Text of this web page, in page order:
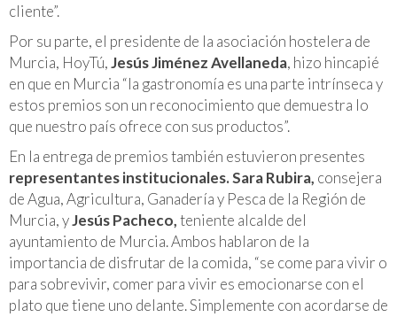
cliente”.
Por su parte, el presidente de la asociación hostelera de
Murcia, HoyTú,Jesús Jiménez Avellaneda, hizo hincapié
en que en Murcia “la gastronomía es una parte intrínseca y
estos premios son un reconocimiento que demuestra lo
que nuestro país ofrece con sus productos”.
En la entrega de premios también estuvieron presentes
representantes institucionales. Sara Rubira, consejera
de Agua, Agricultura, Ganadería y Pesca de la Región de
Murcia, yJesús Pacheco,teniente alcalde del
ayuntamiento de Murcia. Ambos hablaron de la
importancia de disfrutar de la comida, “se come para vivir o
para sobrevivir, comer para vivir es emocionarse con el
plato que tiene uno delante. Simplemente con acordarse de